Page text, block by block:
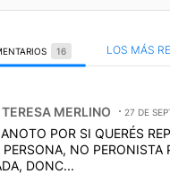
16 LOS MÁS
MERLINO 27 DE
POR SI QUERÉS
PERSONA, NO PERONISTA
DONC...